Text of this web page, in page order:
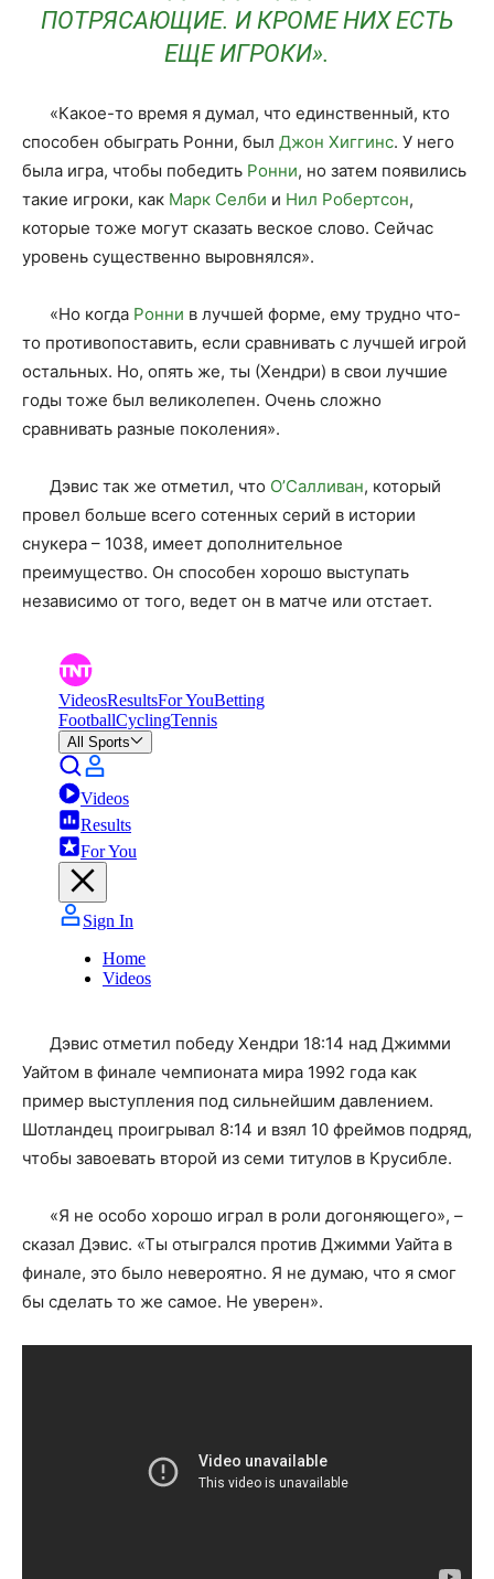
ПОТРЯСАЮЩИЕ. И КРОМЕ НИХ ЕСТЬ
ЕЩЕ ИГРОКИ».
«Какое-то время я думал, что единственный, кто
способен обыграть Ронни, был Джон Хиггинс. У него
была игра, чтобы победить Ронни, но затем появились
такие игроки, как Марк Селби и Нил Робертсон,
которые тоже могут сказать веское слово. Сейчас
уровень существенно выровнялся».
«Но когда Ронни в лучшей форме, ему трудно что-
то противопоставить, если сравнивать с лучшей игрой
остальных. Но, опять же, ты (Хендри) в свои лучшие
годы тоже был великолепен. Очень сложно
сравнивать разные поколения».
Дэвис так же отметил, что О’Салливан, который
провел больше всего сотенных серий в истории
снукера – 1038, имеет дополнительное
преимущество. Он способен хорошо выступать
независимо от того, ведет он в матче или отстает.
Дэвис отметил победу Хендри 18:14 над Джимми
Уайтом в финале чемпионата мира 1992 года как
пример выступления под сильнейшим давлением.
Шотландец проигрывал 8:14 и взял 10 фреймов подряд,
чтобы завоевать второй из семи титулов в Крусибле.
«Я не особо хорошо играл в роли догоняющего», –
сказал Дэвис. «Ты отыгрался против Джимми Уайта в
финале, это было невероятно. Я не думаю, что я смог
бы сделать то же самое. Не уверен».